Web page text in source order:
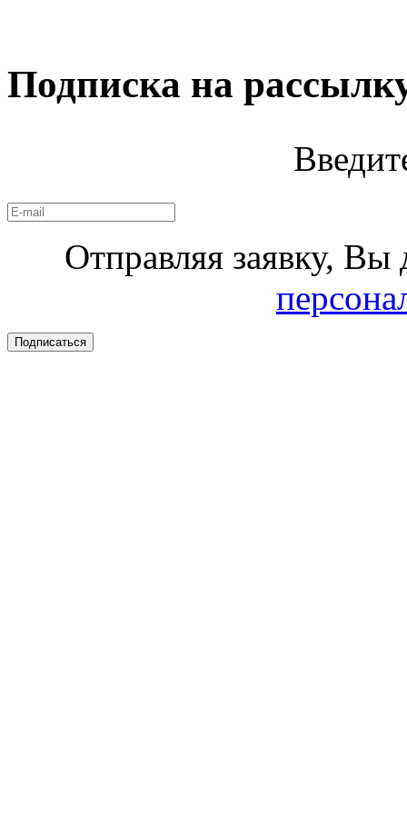
Подписка на
Отправляя заявку, Вы
Подписаться